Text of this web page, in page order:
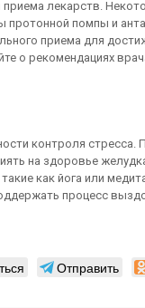
лекарств.
протонной помпы и
приема для
о рекомендациях
контроля стресса.
на здоровье
как йога или
процесс
Отправить